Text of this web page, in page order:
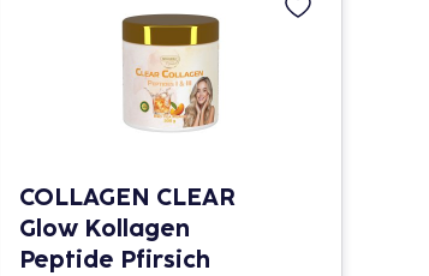
COLLAGEN CLEAR
Glow Kollagen
Peptide Pfirsich